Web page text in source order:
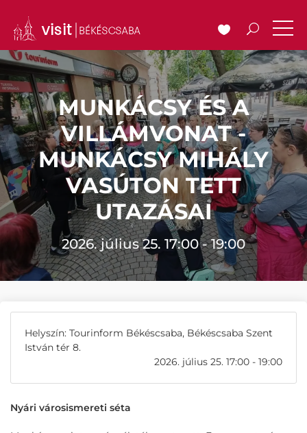
MUNKÁCSY ÉS A
VILLÁMVONAT -
MUNKÁCSY MIHÁLY
VASÚTON TETT
UTAZÁSAI
2026. július 25. 17:00 - 19:00
Helyszín: Tourinform Békéscsaba, Békéscsaba Szent
István tér 8.
2026. július 25. 17:00 - 19:00
Nyári városismereti séta